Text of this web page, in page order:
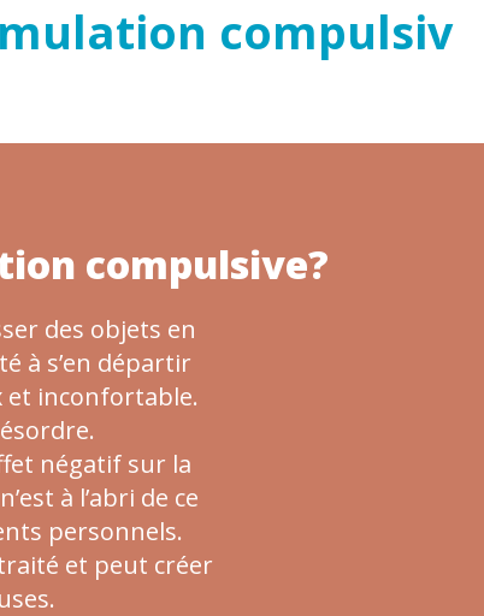
compulsiv
compulsive?
des objets en
à s’en départir
et inconfortable.
négatif sur la
à l’abri de ce
personnels.
traité et peut créer